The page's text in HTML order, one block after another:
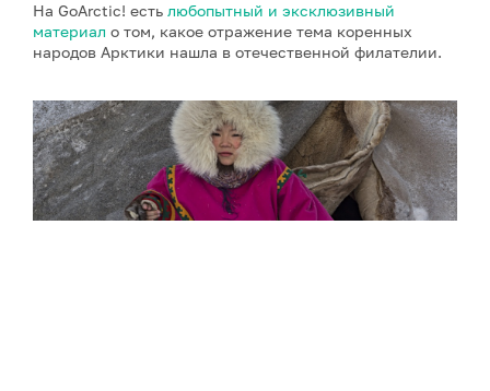
На GoArctic! есть любопытный и эксклюзивный
материал о том, какое отражение тема коренных
народов Арктики нашла в отечественной филателии.